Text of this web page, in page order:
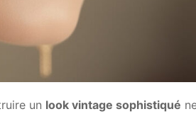
un look vintage sophistiqué